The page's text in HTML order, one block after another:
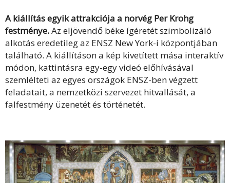
A kiállítás egyik attrakciója a norvég Per Krohg
festménye.Az eljövendő béke ígéretét szimbolizáló
alkotás eredetileg az ENSZ New York-i központjában
található. A kiállításon a kép kivetített mása interaktív
módon, kattintásra egy-egy videó előhívásával
szemlélteti az egyes országok ENSZ-ben végzett
feladatait, a nemzetközi szervezet hitvallását, a
falfestmény üzenetét és történetét.